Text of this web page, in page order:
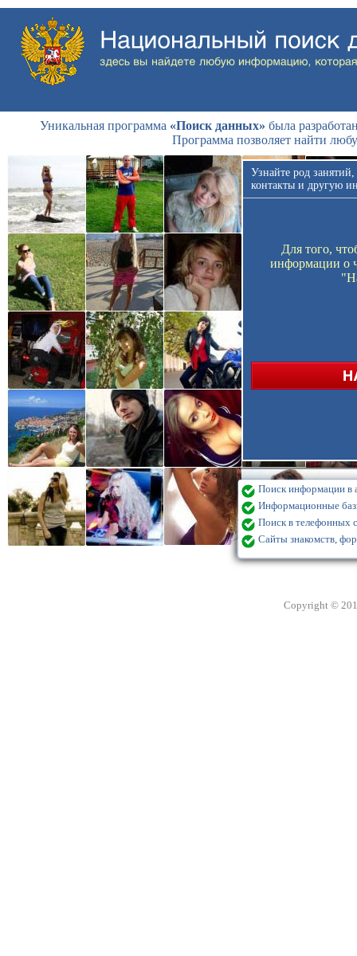
Уникальная программа «Поиск данных» была
Программа позволяет найти
Узнайте род
контакты и другую
Для того,
информации о
Поиск информации в
Информационные
Поиск в телефонных
Сайты знакомств,
Copyright ©